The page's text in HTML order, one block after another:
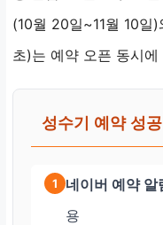
(10월 20일~11월 10일
초)는 예약 오픈 동시에
성수기 예약 성
1 네이버 예약 알
용